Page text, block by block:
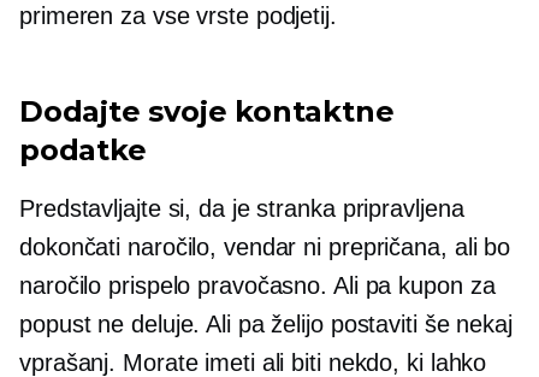
primeren za vse vrste podjetij.
Dodajte svoje kontaktne
podatke
Predstavljajte si, da je stranka pripravljena
dokončati naročilo, vendar ni prepričana, ali bo
naročilo prispelo pravočasno. Ali pa kupon za
popust ne deluje. Ali pa želijo postaviti še nekaj
vprašanj. Morate imeti ali biti nekdo, ki lahko